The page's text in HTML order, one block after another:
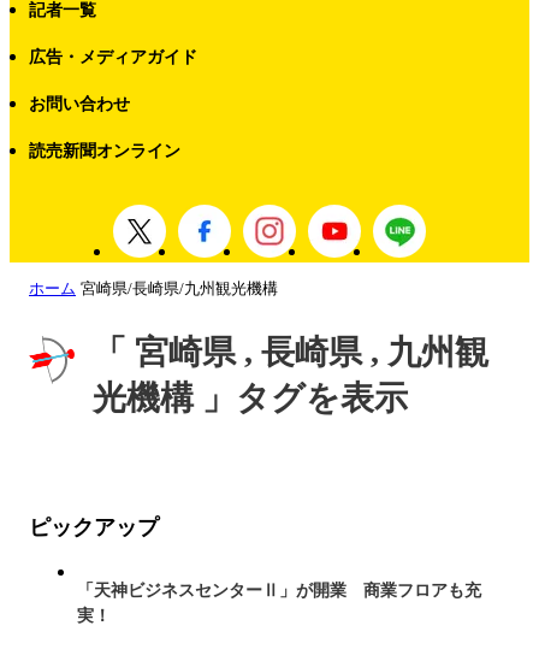
記者一覧
広告・メディアガイド
お問い合わせ
読売新聞オンライン
ホーム 宮崎県/長崎県/九州観光機構
「 宮崎県 , 長崎県 , 九州観
光機構 」タグを表示
ピックアップ
「天神ビジネスセンターⅡ」が開業 商業フロアも充
実！